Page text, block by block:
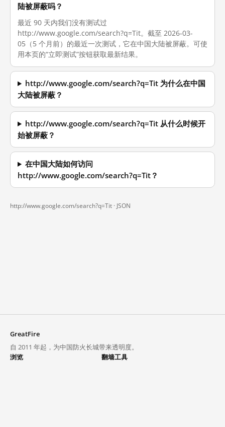
陆被屏蔽吗？
最近 90 天内我们没有测试过
http://www.google.com/search?q=Tit。截至 2026-03-
05（5 个月前）的最近一次测试，它在中国大陆被屏蔽。可使
用本页的“立即测试”按钮获取最新结果。
http://www.google.com/search?q=Tit 为什么在中国
大陆被屏蔽？
http://www.google.com/search?q=Tit 从什么时候开
始被屏蔽？
在中国大陆如何访问
http://www.google.com/search?q=Tit？
http://www.google.com/search?q=Tit · JSON
GreatFire
自 2011 年起，为中国防火长城带来透明度。
浏览
翻墙工具